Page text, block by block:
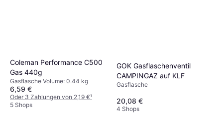
Coleman Performance C500
Gas 440g
Gasflasche Volume: 0.44 kg
6,59 €
Oder 3 Zahlungen von 2,19 €¹
5 Shops
GOK Gasflaschenventil
CAMPINGAZ auf KLF
Gasflasche
20,08 €
4 Shops